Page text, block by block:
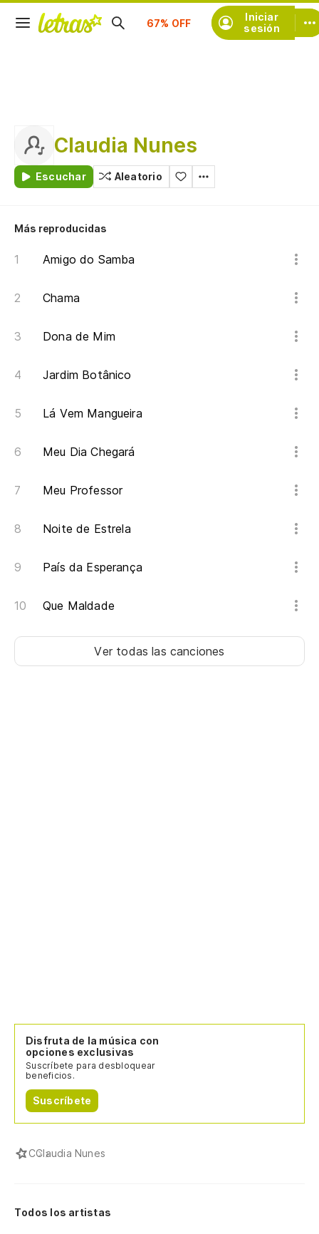
Iniciar
sesión
Suscríbete
Claudia Nunes
Escuchar Aleatorio
Más reproducidas
Amigo do Samba
Chama
Dona de Mim
Jardim Botânico
Lá Vem Mangueira
Meu Dia Chegará
Meu Professor
Noite de Estrela
País da Esperança
Que Maldade
Ver todas las canciones
Disfruta de la música con
opciones exclusivas
Suscríbete para desbloquear
beneficios.
Suscríbete
CClaudia Nunes
Todos los artistas